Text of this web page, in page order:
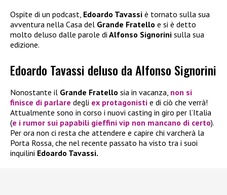
Ospite di un podcast, Edoardo Tavassi è tornato sulla sua
avventura nella Casa del Grande Fratello e si è detto
molto deluso dalle parole di Alfonso Signorini sulla sua
edizione.
Edoardo Tavassi deluso da Alfonso Signorini
Nonostante il Grande Fratello sia in vacanza, non si
finisce di parlare degli ex protagonisti e di ciò che verrà!
Attualmente sono in corso i nuovi casting in giro per l’Italia
(e i rumor sui papabili gieffini vip non mancano di certo).
Per ora non ci resta che attendere e capire chi varcherà la
Porta Rossa, che nel recente passato ha visto tra i suoi
inquilini Edoardo Tavassi.